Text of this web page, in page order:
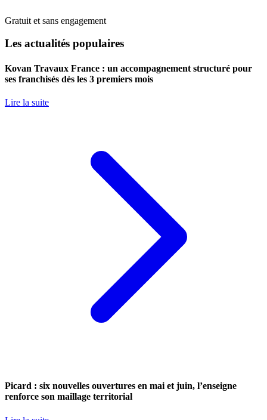
Gratuit et sans engagement
Les actualités populaires
Kovan Travaux France : un accompagnement structuré pour
ses franchisés dès les 3 premiers mois
Lire la suite
Picard : six nouvelles ouvertures en mai et juin, l’enseigne
renforce son maillage territorial